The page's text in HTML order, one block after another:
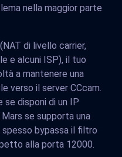
nella maggior parte
di livello carrier,
e alcuni ISP), il tuo
a mantenere una
verso il server CCcam.
disponi di un IP
se supporta una
bypassa il filtro
alla porta 12000.